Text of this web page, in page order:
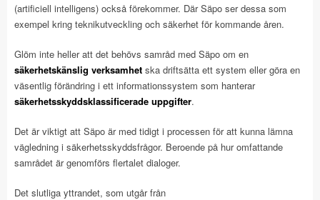
(artificiell intelligens) också förekommer. Där Säpo ser dessa som
exempel kring teknikutveckling och säkerhet för kommande åren.
Glöm inte heller att det behövs samråd med Säpo om en
säkerhetskänslig verksamhet ska driftsätta ett system eller göra en
väsentlig förändring i ett informationssystem som hanterar
säkerhetsskyddsklassificerade uppgifter.
Det är viktigt att Säpo är med tidigt i processen för att kunna lämna
vägledning i säkerhetsskyddsfrågor. Beroende på hur omfattande
samrådet är genomförs flertalet dialoger.
Det slutliga yttrandet, som utgår från